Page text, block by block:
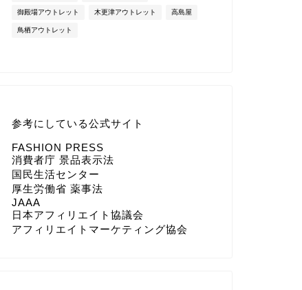
御殿場アウトレット 木更津アウトレット 高島屋
鳥栖アウトレット
参考にしている公式サイト
FASHION PRESS
消費者庁 景品表示法
国民生活センター
厚生労働省 薬事法
JAAA
日本アフィリエイト協議会
アフィリエイトマーケティング協会